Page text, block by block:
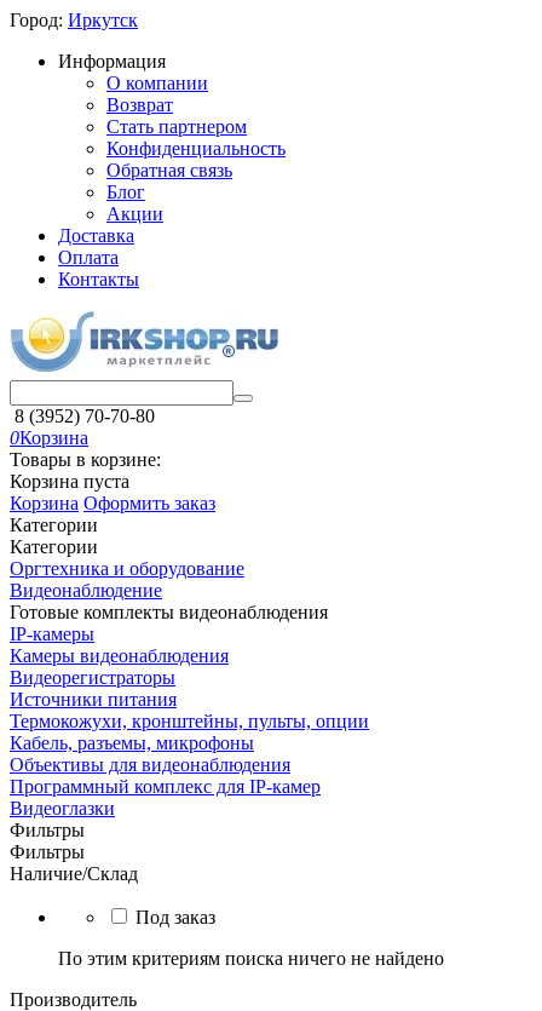
Город: Иркутск
Информация
О компании
Возврат
Стать партнером
Конфиденциальность
Обратная связь
Блог
Акции
Доставка
Оплата
Контакты
8 (3952) 70-70-80
0Корзина
Товары в корзине:
Корзина пуста
Корзина Оформить заказ
Категории
Категории
Оргтехника и оборудование
Видеонаблюдение
Готовые комплекты видеонаблюдения
IP-камеры
Камеры видеонаблюдения
Видеорегистраторы
Источники питания
Термокожухи, кронштейны, пульты, опции
Кабель, разъемы, микрофоны
Объективы для видеонаблюдения
Программный комплекс для IP-камер
Видеоглазки
Фильтры
Фильтры
Наличие/Склад
Под заказ
По этим критериям поиска ничего не найдено
Производитель